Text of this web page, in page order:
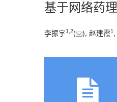
基于网络药
李振宇1 2( ), 赵建霞1